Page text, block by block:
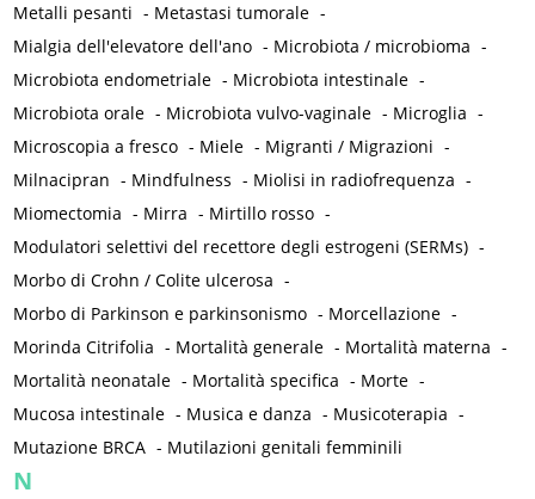
Metalli pesanti - Metastasi tumorale -
Mialgia dell'elevatore dell'ano - Microbiota / microbioma -
Microbiota endometriale - Microbiota intestinale -
Microbiota orale - Microbiota vulvo-vaginale - Microglia -
Microscopia a fresco - Miele - Migranti / Migrazioni -
Milnacipran - Mindfulness - Miolisi in radiofrequenza -
Miomectomia - Mirra - Mirtillo rosso -
Modulatori selettivi del recettore degli estrogeni (SERMs) -
Morbo di Crohn / Colite ulcerosa -
Morbo di Parkinson e parkinsonismo - Morcellazione -
Morinda Citrifolia - Mortalità generale - Mortalità materna -
Mortalità neonatale - Mortalità specifica - Morte -
Mucosa intestinale - Musica e danza - Musicoterapia -
Mutazione BRCA - Mutilazioni genitali femminili
N